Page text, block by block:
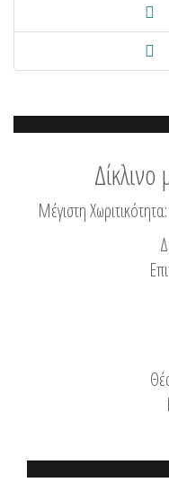
Μέγιστη